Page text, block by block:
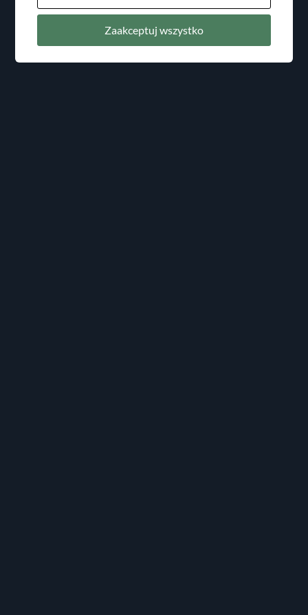
Zaakceptuj wszystko